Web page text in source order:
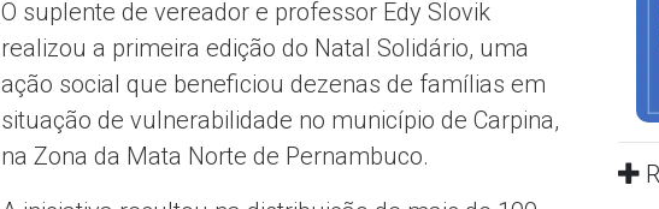
O suplente de vereador e professor Edy Slovik
realizou a primeira edição do Natal Solidário, uma
ação social que beneficiou dezenas de famílias em
situação de vulnerabilidade no município de Carpina,
na Zona da Mata Norte de Pernambuco.